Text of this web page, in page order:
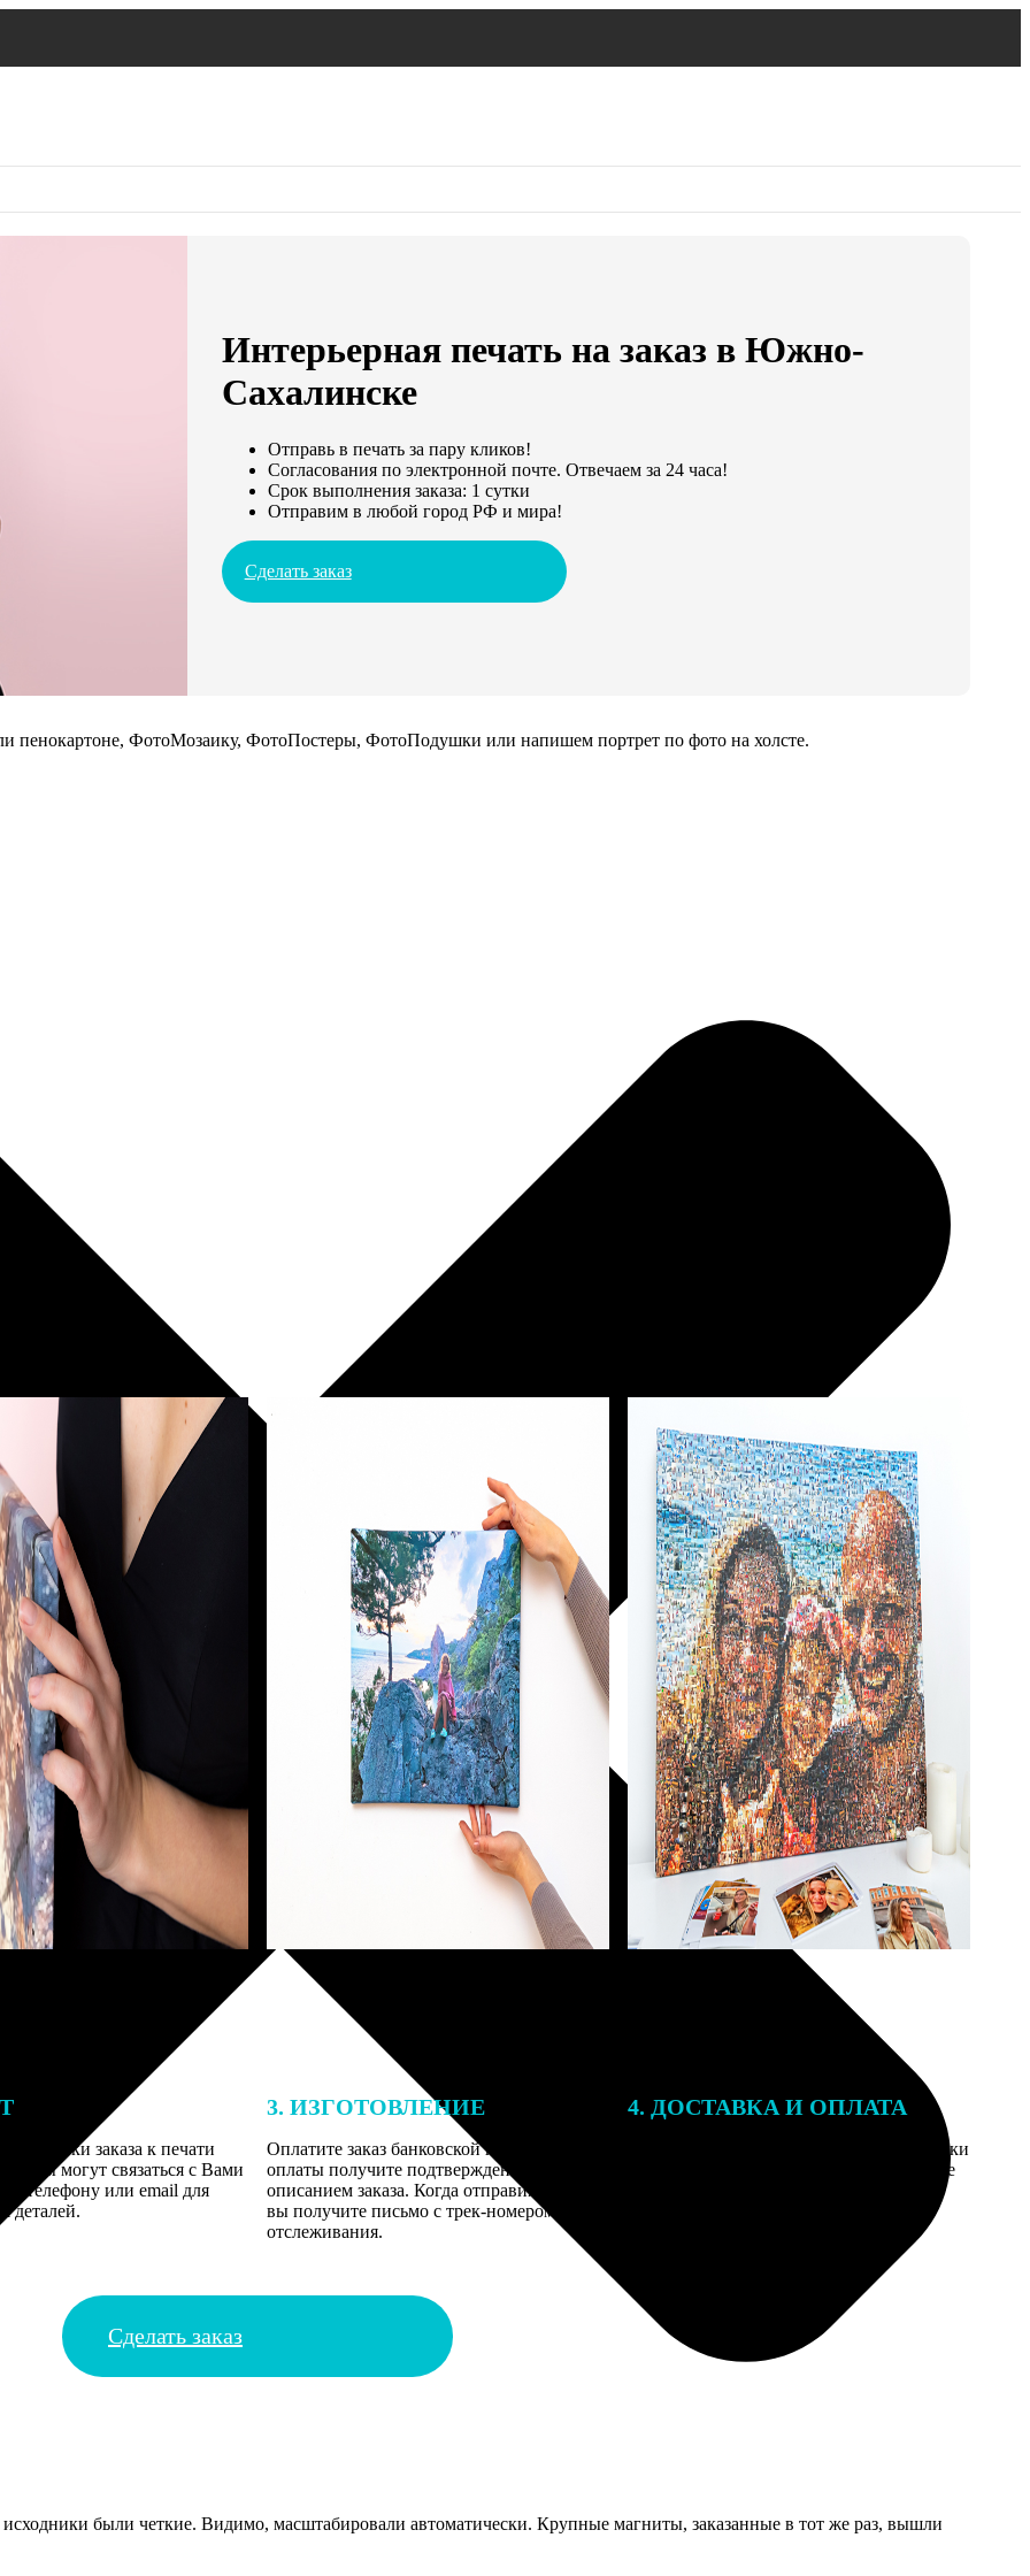
Интерьерная печать на заказ в Южно-
Сахалинске
Отправь в печать за пару кликов!
Согласования по электронной почте. Отвечаем за 24 часа!
Срок выполнения заказа: 1 сутки
Отправим в любой город РФ и мира!
Сделать заказ
пенокартоне, ФотоМозаику, ФотоПостеры, ФотоПодушки или напишем портрет по фото на холсте.
заказа к печати
могут связаться с Вами
телефону или email для
деталей.
3. ИЗГОТОВЛЕНИЕ
Оплатите заказ банковской картой. После
оплаты получите подтверждение на email с
описанием заказа. Когда отправим заказ
вы получите письмо с трек-номером для
отслеживания.
4. ДОСТАВКА И ОПЛАТА
Введите адрес и выберите способ доставки
заказа. Если у вас есть промокод, введите
Сделать заказ
были четкие. Видимо, масштабировали автоматически. Крупные магниты, заказанные в тот же раз, вышли